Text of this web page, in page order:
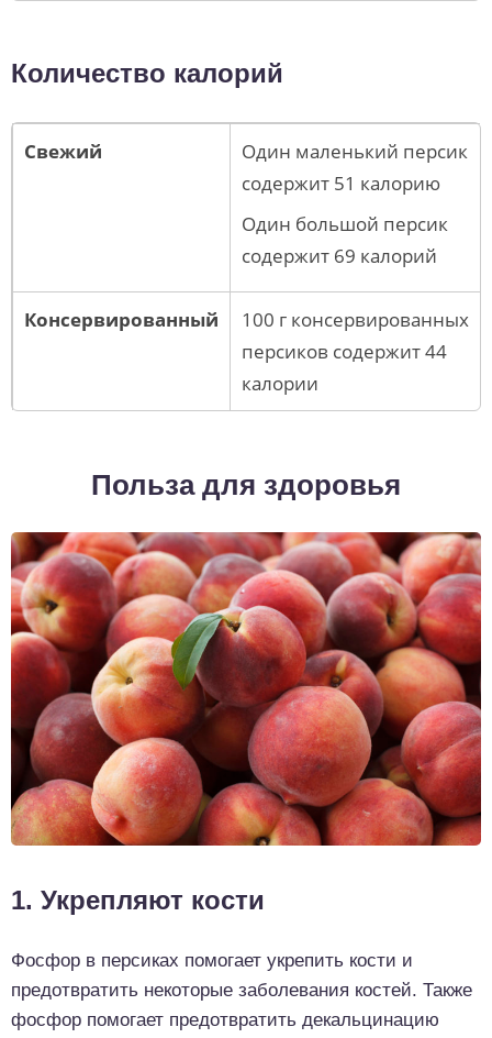
Количество калорий
Свежий
Один маленький персик
содержит 51 калорию
Один большой персик
содержит 69 калорий
Консервированный
100 г консервированных
персиков содержит 44
калории
Польза для здоровья
1. Укрепляют кости
Фосфор в персиках помогает укрепить кости и
предотвратить некоторые заболевания костей. Также
фосфор помогает предотвратить декальцинацию